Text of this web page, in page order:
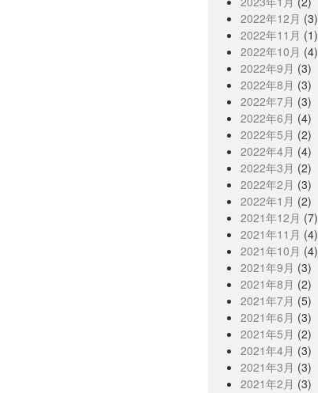
2022年12月 (3)
2022年11月 (1)
2022年10月 (4)
2022年9月 (3)
2022年8月 (3)
2022年7月 (3)
2022年6月 (4)
2022年5月 (2)
2022年4月 (4)
2022年3月 (2)
2022年2月 (3)
2022年1月 (2)
2021年12月 (7)
2021年11月 (4)
2021年10月 (4)
2021年9月 (3)
2021年8月 (2)
2021年7月 (5)
2021年6月 (3)
2021年5月 (2)
2021年4月 (3)
2021年3月 (3)
2021年2月 (3)